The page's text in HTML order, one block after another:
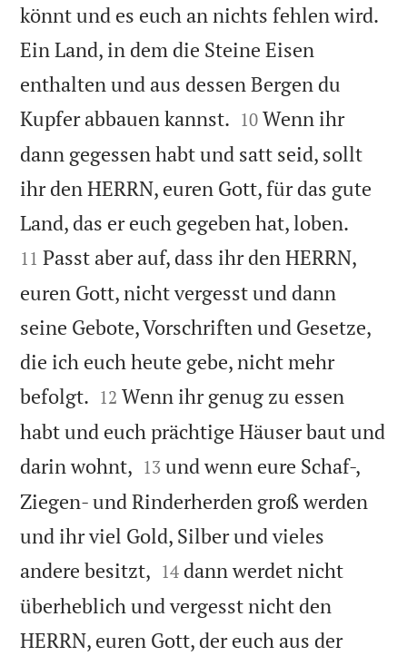
könnt und es euch an nichts fehlen wird.
Ein Land, in dem die Steine Eisen
enthalten und aus dessen Bergen du
Kupfer abbauen kannst. 

10 Wenn ihr
dann gegessen habt und satt seid, sollt
ihr den HERRN, euren Gott, für das gute
Land, das er euch gegeben hat, loben.
11 Passt aber auf, dass ihr den HERRN,
euren Gott, nicht vergesst und dann
seine Gebote, Vorschriften und Gesetze,
die ich euch heute gebe, nicht mehr
befolgt. 

12 Wenn ihr genug zu essen
habt und euch prächtige Häuser baut und
darin wohnt, 

13 und wenn eure Schaf-,
Ziegen- und Rinderherden groß werden
und ihr viel Gold, Silber und vieles
andere besitzt, 

14 dann werdet nicht
überheblich und vergesst nicht den
HERRN, euren Gott, der euch aus der